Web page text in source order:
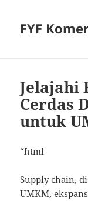
FYF
Jelajahi
Cerdas
untuk
“`html
Supply chain,
UMKM,